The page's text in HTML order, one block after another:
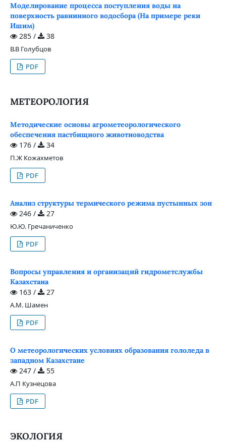
Моделирование процесса поступления воды на
поверхность равнинного водосбора (На примере реки
Ишим)
285 / 38
В.В Голубцов
PDF
МЕТЕОРОЛОГИЯ
Методические основы агрометеорологического
обеспечения пастбищного животноводства
176 / 34
П.Ж Кожахметов
PDF
Анализ структуры термического режима пустынных зон
246 / 27
Ю.Ю. Гречаниченко
PDF
Вопросы управления и организаций гидрометслужбы
Казахстана
163 / 27
А.М. Шамен
PDF
О метеорологических условиях образования гололеда в
западном Казахстане
247 / 55
А.П Кузнецова
PDF
ЭКОЛОГИЯ